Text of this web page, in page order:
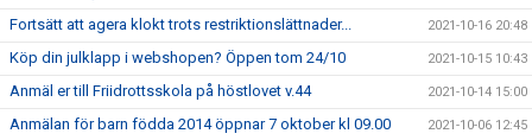
Fortsätt att agera klokt trots restriktionslättnader... 2021-10-16 20:48
Köp din julklapp i webshopen? Öppen tom 24/10 2021-10-15 10:43
Anmäl er till Friidrottsskola på höstlovet v.44 2021-10-14 15:00
Anmälan för barn födda 2014 öppnar 7 oktober kl 09.00 2021-10-06 12:45